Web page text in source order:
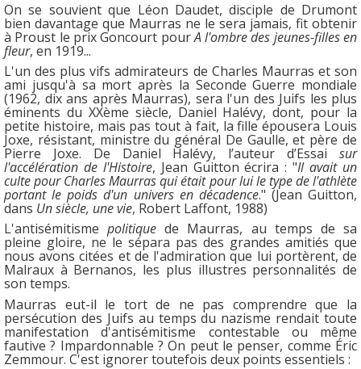
On se souvient que Léon Daudet, disciple de Drumont
bien davantage que Maurras ne le sera jamais, fit obtenir
à Proust le prix Goncourt pourA l'ombre des jeunes-filles en
fleur, en 1919...
L'un des plus vifs admirateurs de Charles Maurras et son
ami jusqu'à sa mort après la Seconde Guerre mondiale
(1962, dix ans après Maurras), sera l'un des Juifs les plus
éminents du XXème siècle, Daniel Halévy, dont, pour la
petite histoire, mais pas tout à fait, la fille épousera Louis
Joxe, résistant, ministre du général De Gaulle, et père de
Pierre Joxe. De Daniel Halévy, l’auteur d’Essai sur
l'accélération de l'Histoire, Jean Guitton écrira : "Il avait un
culte pour Charles Maurras qui était pour lui le type de l'athlète
portant le poids d'un univers en décadence." (Jean Guitton,
dans Un siècle, une vie, Robert Laffont, 1988)
L'antisémitismepolitique de Maurras, au temps de sa
pleine gloire, ne le sépara pas des grandes amitiés que
nous avons citées et de l'admiration que lui portèrent, de
Malraux à Bernanos, les plus illustres personnalités de
son temps.
Maurras eut-il le tort de ne pas comprendre que la
persécution des Juifs au temps du nazisme rendait toute
manifestation d'antisémitisme contestable ou même
fautive ? Impardonnable ? On peut le penser, comme Éric
Zemmour. C'est ignorer toutefois deux points essentiels :